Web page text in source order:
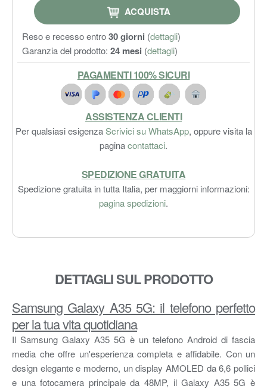
ACQUISTA
Reso e recesso entro30 giorni (dettagli)
Garanzia del prodotto: 24 mesi (dettagli)
PAGAMENTI 100% SICURI
ASSISTENZA CLIENTI
Per qualsiasi esigenzaScrivici su WhatsApp, oppure visita la
paginacontattaci.
SPEDIZIONE GRATUITA
Spedizione gratuita in tutta Italia, per maggiorni informazioni:
pagina spedizioni.
DETTAGLI SUL PRODOTTO
Samsung Galaxy A35 5G: il telefono perfetto
per la tua vita quotidiana
Il Samsung Galaxy A35 5G è un telefono Android di fascia
media che offre un'esperienza completa e affidabile. Con un
design elegante e moderno, un display AMOLED da 6,6 pollici
e una fotocamera principale da 48MP, il Galaxy A35 5G è